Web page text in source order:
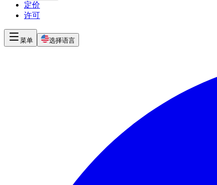
定价
许可
菜单 选择语言